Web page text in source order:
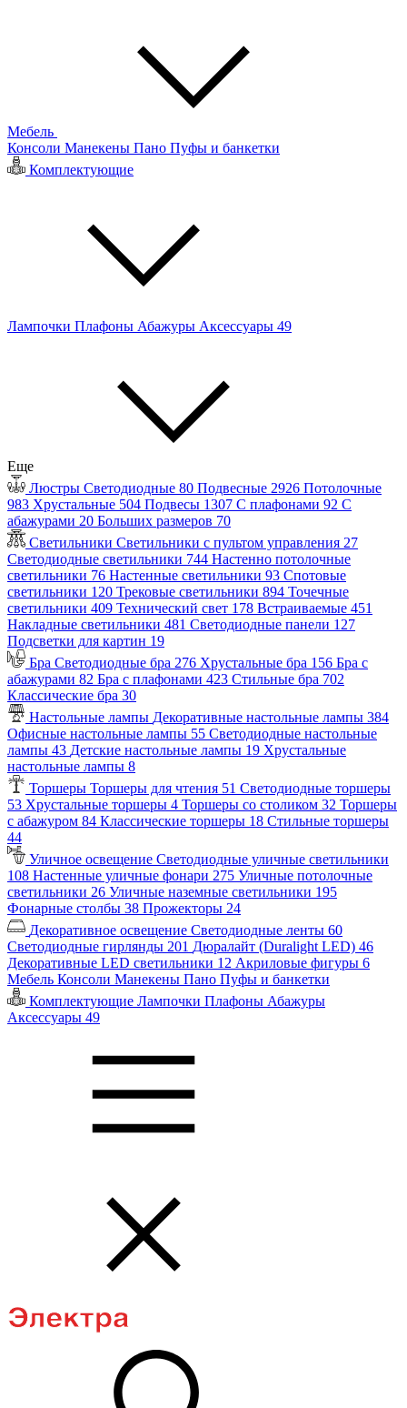
Мебель
Консоли Манекены Пано Пуфы и банкетки
Комплектующие
Лампочки Плафоны Абажуры Аксессуары 49
Еще
Люстры Светодиодные 80 Подвесные 2926 Потолочные
983 Хрустальные 504 Подвесы 1307 С плафонами 92 С
абажурами 20 Больших размеров 70
Светильники Светильники с пультом управления 27
Светодиодные светильники 744 Настенно потолочные
светильники 76 Настенные светильники 93 Спотовые
светильники 120 Трековые светильники 894 Точечные
светильники 409 Технический свет 178 Встраиваемые 451
Накладные светильники 481 Светодиодные панели 127
Подсветки для картин 19
Бра Светодиодные бра 276 Хрустальные бра 156 Бра с
абажурами 82 Бра с плафонами 423 Стильные бра 702
Классические бра 30
Настольные лампы Декоративные настольные лампы 384
Офисные настольные лампы 55 Светодиодные настольные
лампы 43 Детские настольные лампы 19 Хрустальные
настольные лампы 8
Торшеры Торшеры для чтения 51 Светодиодные торшеры
53 Хрустальные торшеры 4 Торшеры со столиком 32 Торшеры
с абажуром 84 Классические торшеры 18 Стильные торшеры
44
Уличное освещение Светодиодные уличные светильники
108 Настенные уличные фонари 275 Уличные потолочные
светильники 26 Уличные наземные светильники 195
Фонарные столбы 38 Прожекторы 24
Декоративное освещение Светодиодные ленты 60
Светодиодные гирлянды 201 Дюралайт (Duralight LED) 46
Декоративные LED светильники 12 Акриловые фигуры 6
Мебель Консоли Манекены Пано Пуфы и банкетки
Комплектующие Лампочки Плафоны Абажуры
Аксессуары 49